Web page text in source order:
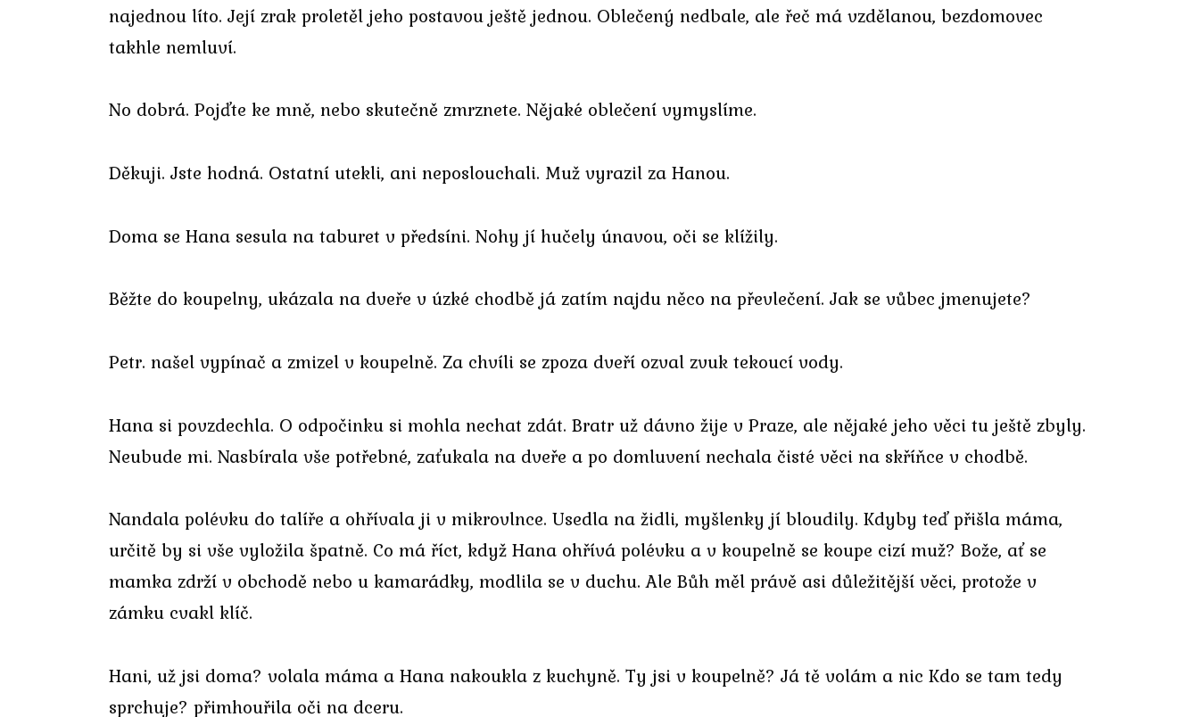
najednou líto. Její zrak proletěl jeho postavou ještě jednou. Oblečený nedbale, ale řeč má vzdělanou, bezdomovec
takhle nemluví.
No dobrá. Pojďte ke mně, nebo skutečně zmrznete. Nějaké oblečení vymyslíme.
Děkuji. Jste hodná. Ostatní utekli, ani neposlouchali. Muž vyrazil za Hanou.
Doma se Hana sesula na taburet v předsíni. Nohy jí hučely únavou, oči se klížily.
Běžte do koupelny, ukázala na dveře v úzké chodbě já zatím najdu něco na převlečení. Jak se vůbec jmenujete?
Petr. našel vypínač a zmizel v koupelně. Za chvíli se zpoza dveří ozval zvuk tekoucí vody.
Hana si povzdechla. O odpočinku si mohla nechat zdát. Bratr už dávno žije v Praze, ale nějaké jeho věci tu ještě zbyly.
Neubude mi. Nasbírala vše potřebné, zaťukala na dveře a po domluvení nechala čisté věci na skříňce v chodbě.
Nandala polévku do talíře a ohřívala ji v mikrovlnce. Usedla na židli, myšlenky jí bloudily. Kdyby teď přišla máma,
určitě by si vše vyložila špatně. Co má říct, když Hana ohřívá polévku a v koupelně se koupe cizí muž? Bože, ať se
mamka zdrží v obchodě nebo u kamarádky, modlila se v duchu. Ale Bůh měl právě asi důležitější věci, protože v
zámku cvakl klíč.
Hani, už jsi doma? volala máma a Hana nakoukla z kuchyně. Ty jsi v koupelně? Já tě volám a nic Kdo se tam tedy
sprchuje? přimhouřila oči na dceru.